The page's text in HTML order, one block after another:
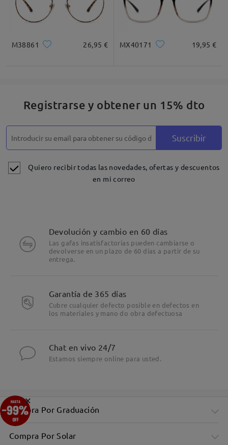
M38861 26,95 € MX40171 19,95 €
Registrarse y obtener un 15% dto
Suscribir
Quiero recibir todas las novedades, ofertas y descuentos
en mi correo
Devolución y cambio en 60 días
Las gafas insatisfactorias pueden cambiarse o
devolverse en un plazo de 60 días a partir de su
entrega.
Garantía de 365 días
Cubre cualquier defecto posible en defectos en
los materiales y mano do obra defectuosa
Chat en vivo 24/7
Estamos siempre online para usted.
Compra Por Graduación
Compra Por Solar
×